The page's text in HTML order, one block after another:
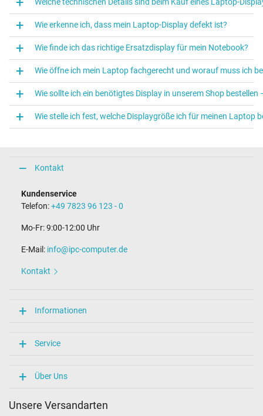
Wie erkenne ich, dass mein Laptop-Display defekt ist?
Wie finde ich das richtige Ersatzdisplay für mein Notebook?
Wie öffne ich mein Laptop fachgerecht und worauf muss ich
Wie sollte ich ein benötigtes Display in unserem Shop
Wie stelle ich fest, welche Displaygröße ich für meinen Laptop
Kontakt
Kundenservice
Telefon:+49 7823 96 123 - 0
Mo-Fr: 9:00-12:00 Uhr
E-Mail: info@ipc-computer.de
Kontakt
Informationen
Service
Über Uns
Unsere Versandarten